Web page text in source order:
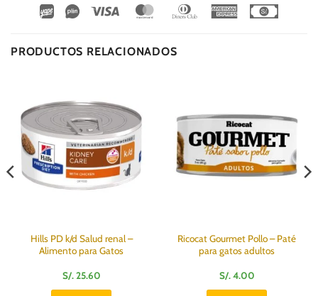
Wirecard
Vipps Visa MasterCardDinners
American
PRODUCTOS RELACIONADOS
Hills PD k/d Salud renal –
Alimento para Gatos
S/.25.60
Ricocat Gourmet Pollo – Paté
para gatos adultos
S/.4.00